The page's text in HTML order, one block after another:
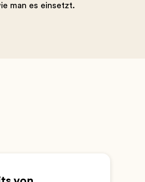
man es einsetzt.